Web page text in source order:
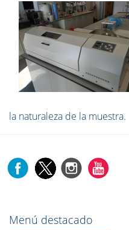
la naturaleza de la muestra.
Menú destacado